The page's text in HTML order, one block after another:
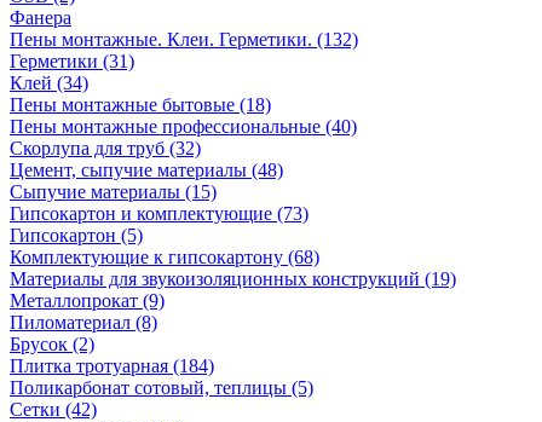
Фанера
Пены монтажные. Клеи. Герметики. (132)
Герметики (31)
Клей (34)
Пены монтажные бытовые (18)
Пены монтажные профессиональные (40)
Скорлупа для труб (32)
Цемент, сыпучие материалы (48)
Сыпучие материалы (15)
Гипсокартон и комплектующие (73)
Гипсокартон (5)
Комплектующие к гипсокартону (68)
Материалы для звукоизоляционных конструкций (19)
Металлопрокат (9)
Пиломатериал (8)
Брусок (2)
Плитка тротуарная (184)
Поликарбонат сотовый, теплицы (5)
Сетки (42)